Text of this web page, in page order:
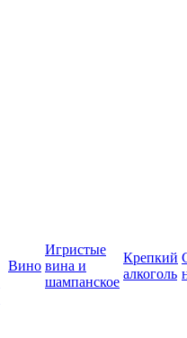
Вино
Игристые
вина и
шампанское
Крепкий
алкоголь